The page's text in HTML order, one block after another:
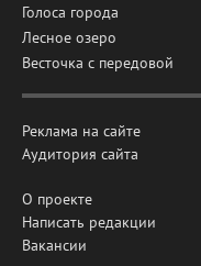
Голоса города
Лесное озеро
Весточка с передовой
Реклама на сайте
Аудитория сайта
О проекте
Написать редакции
Вакансии